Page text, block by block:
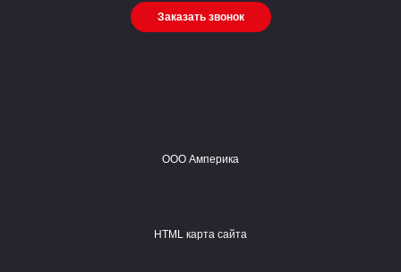
ООО Амперика
HTML карта сайта
Заказать звонок